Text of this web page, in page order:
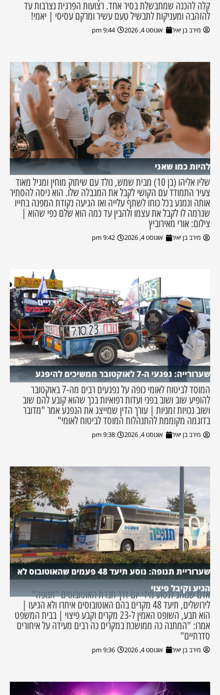
קלה להכנה שמתבשלת בסיר אחד. רצועות הפרגית נצרבות עד
להזהבה ומעניקות לתבשיל טעם עשיר ומרקם עסיסי | יאמי!
מירב בן יאיר אוגוסט 4, 2026 9:44 pm
להיות כמו שאני
שליו אליהו (בן 10) מבית שמש, נולד עם שיתוק מוחין ומגיל מאוד
צעיר התמודד עם הקושי לקבל את המגבלה שלו. הוא ניסה להסתיר
אותה ונמנע בכל כוחו לשתף עלייה ואז הגיעה נקודת המפנה בחייו
שגרמה לו לקבל את עצמו ולהבין עד כמה הוא שלם כפי שהוא |
צילום: אורי מאירוביץ
מירב בן יאיר אוגוסט 4, 2026 9:42 pm
שערורייה: נפגעי ה-7 לאוקטובר ממשיכים להיפגע
המוסד לביטוח לאומי כופה על נפגעים רבים מה-7 באוקטובר
להופיע שוב ושוב בפני ועדות רפואיות בכך שהוא קובע להם שוב
ושוב נכויות זמניות | עורך הדין שמייצג את הנפגע אמר "מדובר
בדוגמה מקוממת להתנהלות המוסד לביטוח לאומי"
מירב בן יאיר אוגוסט 4, 2026 9:38 pm
שערוריית תנופה: נוסע תיעד 48 פעמים שהאוטובוס לא
הגיע וקיבל פיצוי
אדם שנוהג לנסוע מידי יום דרך חברת האוטובוסים "תנופה"
לירושלים, תיעד 48 מקרים בהם האוטובוסים איחרו ולא הגיעו |
הוא תבע, השופט האמין ל-23 מקרים וקבע פיצוי | בבית המשפט
אמרו: "המתנה כה ממושכת במקרים כה רבים מעידה על איחורים
סדרתיים"
מירב בן יאיר אוגוסט 4, 2026 9:36 pm